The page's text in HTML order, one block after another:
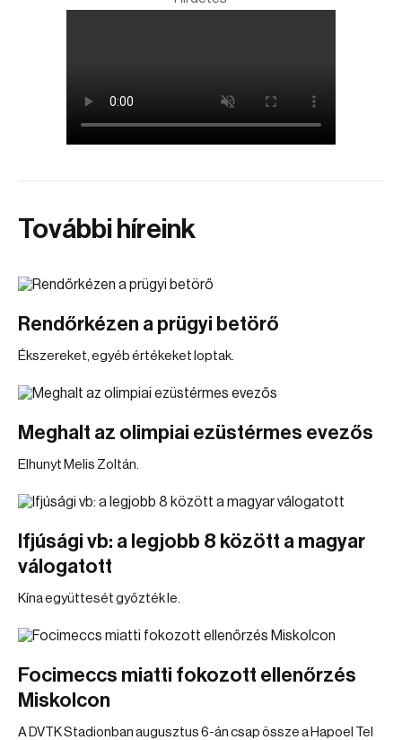
További híreink
Rendőrkézen a prügyi betörő
Ékszereket, egyéb értékeket loptak.
Meghalt az olimpiai ezüstérmes evezős
Elhunyt Melis Zoltán.
Ifjúsági vb: a legjobb 8 között a magyar
válogatott
Kína együttesét győzték le.
Focimeccs miatti fokozott ellenőrzés
Miskolcon
A DVTK Stadionban augusztus 6-án csap össze a Hapoel Tel